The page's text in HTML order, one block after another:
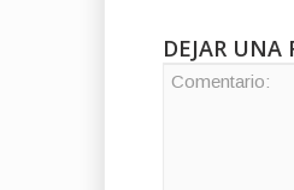
DEJAR UNA